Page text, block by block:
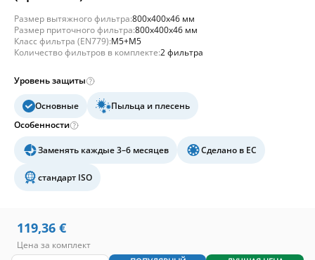
Размер вытяжного фильтра:800x400x46 мм
Размер приточного фильтра:800x400x46 мм
Класс фильтра (EN779):M5+M5
Количество фильтров в комплекте:2 фильтра
Уровень защиты
Основные
Пыльца и плесень
Особенности
Заменять каждые 3–6 месяцев Сделано в ЕС
стандарт ISO
119,36 €
Цена за комплект